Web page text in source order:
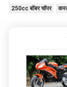
250cc बॉबर चॉपर